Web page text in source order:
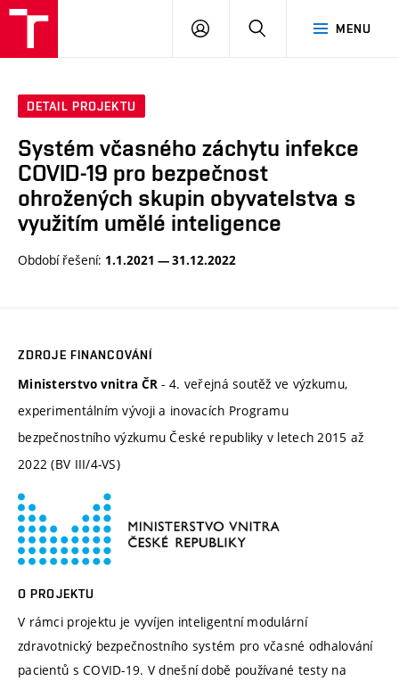
MENU
PŘIHLÁSIT
DETAIL PROJEKTU
Systém včasného záchytu infekce
COVID-19 pro bezpečnost
ohrožených skupin obyvatelstva s
využitím umělé inteligence
Období řešení: 1.1.2021 — 31.12.2022
ZDROJE FINANCOVÁNÍ
Ministerstvo vnitra ČR - 4. veřejná soutěž ve výzkumu,
experimentálním vývoji a inovacích Programu
bezpečnostního výzkumu České republiky v letech 2015 až
2022 (BV III/4-VS)
O PROJEKTU
V rámci projektu je vyvíjen inteligentní modulární
zdravotnický bezpečnostního systém pro včasné odhalování
pacientů s COVID-19. V dnešní době používané testy na